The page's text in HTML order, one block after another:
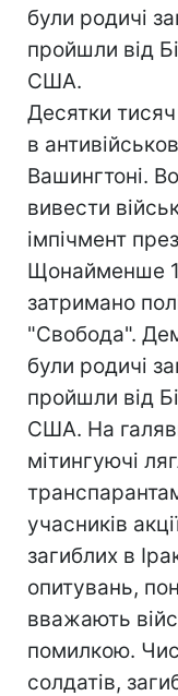
були родичі
пройшли від
США.
Десятки
в
Вашингтоні.
вивести
імпічмент
Щонайменше
затримано
"Свобода".
були родичі
пройшли від
США. На
мітингуючі
учасників
загиблих в
опитувань,
вважають
помилкою.
солдатів,